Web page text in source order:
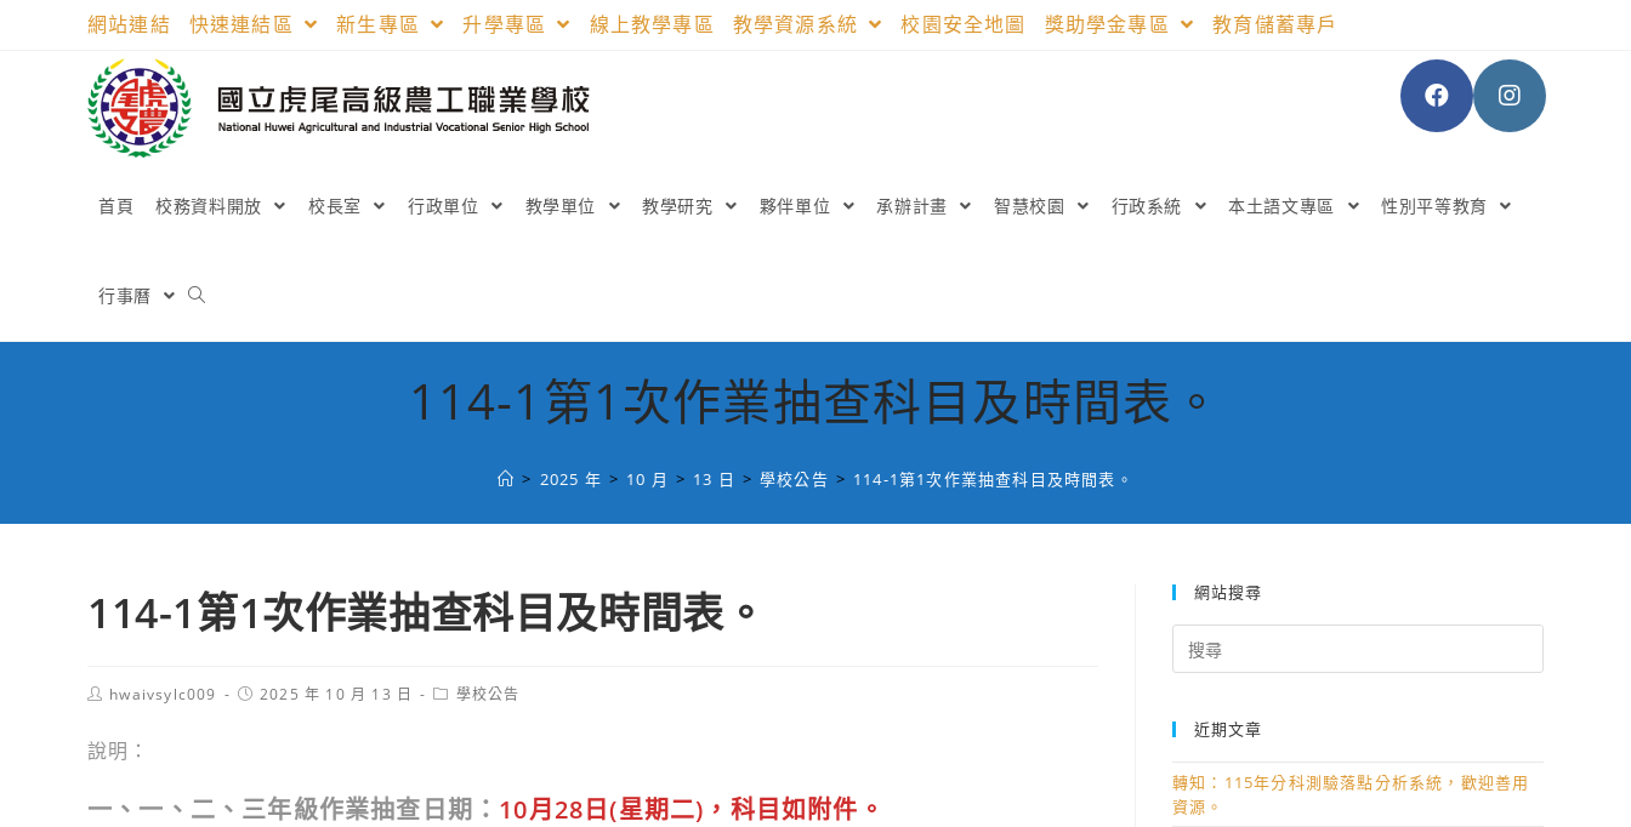
網站連結 快速連結區 新生專區 升學專區 線上教學專區 教學資源系統 校園安全地圖 獎助學金專區 教育儲蓄專戶
首頁 校務資料開放 校長室 行政單位 教學單位 教學研究 夥伴單位 承辦計畫 智慧校園 行政系統 本土語文專區 性別平等教育
行事曆
114-1第1次作業抽查科目及時間表。
> 2025 年 > 10 月 > 13 日 > 學校公告 > 114-1第1次作業抽查科目及時間表。
114-1第1次作業抽查科目及時間表。
Posthwaivsylc009
Post2025 年 10 月 13 日
Post學校公告
說明：
一、一、二、三年級作業抽查日期： 10月28日(星期二)，科目如附件。
網站搜尋
for:
近期文章
轉知：115年分科測驗落點分析系統，歡迎善用
資源。